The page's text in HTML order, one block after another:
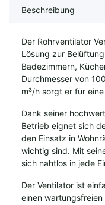
Beschreibung
Der Rohrventilator
Lösung zur
Badezimmern,
Durchmesser von
m³/h sorgt er für
Dank seiner
Betrieb eignet sich
den Einsatz in
wichtig sind. Mit
sich nahtlos in jede
Der Ventilator ist
einen